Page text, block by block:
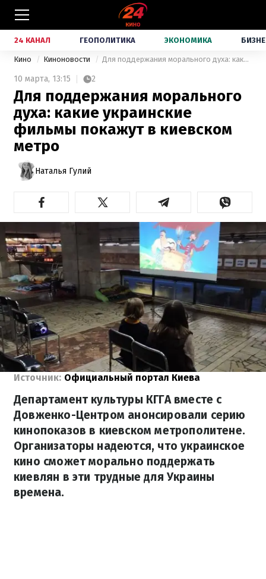
24 КАНАЛ ГЕОПОЛИТИКА ЭКОНОМИКА
Кино Киноновости Для поддержания морального духа: какие украинские фильмы покажут в киевском метро
10 марта, 13:15 2
Для поддержания морального
духа: какие украинские
фильмы покажут в киевском
метро
Наталья Гулий
Источник: Официальный портал Киева
Департамент культуры КГГА вместе с
Довженко-Центром анонсировали серию
кинопоказов в киевском метрополитене.
Организаторы надеются, что украинское
кино сможет морально поддержать
киевлян в эти трудные для Украины
времена.